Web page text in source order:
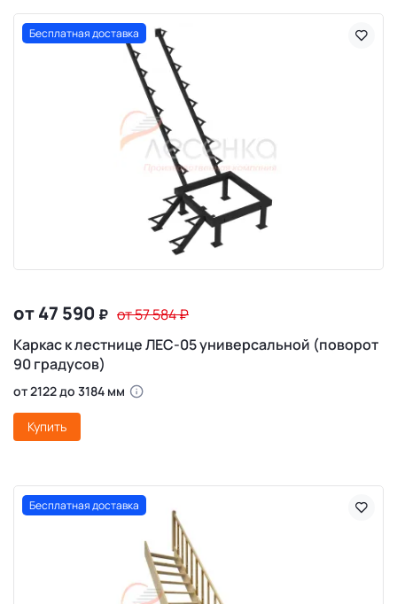
Бесплатная доставка
от 47 590 ₽ от 57 584₽
Каркас к лестнице ЛЕС-05 универсальной (поворот
90 градусов)
от 2122 до 3184 мм
Купить
Бесплатная доставка